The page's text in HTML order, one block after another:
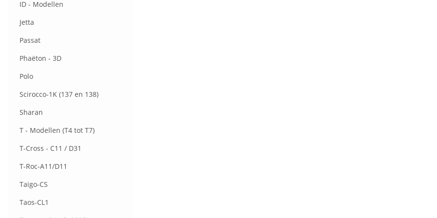
ID - Modellen
Jetta
Passat
Phaëton - 3D
Polo
Scirocco-1K (137 en 138)
Sharan
T - Modellen (T4 tot T7)
T-Cross - C11 / D31
T-Roc-A11/D11
Taigo-CS
Taos-CL1